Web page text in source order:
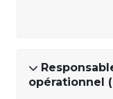
opérationnel